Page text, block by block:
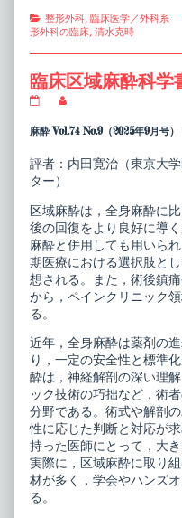
Categories
整形外科, 臨床医学／外科系
形外科の臨床, 清水克時
臨床区域麻酔科学
区
酔
科
書
published
on
posts
author
床
区
域
麻
酔
科
学
書,
麻酔 Vol.74 No.9（2025年9月号）
評者：内田寛治（東京大
ター）
区域麻酔は，全身麻酔に
後の回復をより良好に導
麻酔と併用しても用いら
期医療における選択肢と
想される。また，術後鎮
から，ペインクリニック
る。
近年，全身麻酔は薬剤の
り，一定の安全性と標準
酔は，神経解剖の深い理
ック技術の巧拙など，術
分野である。術式や解剖
性に応じた判断と対応が
持った医師にとって，大
実際に，区域麻酔に取り
材が多く，学会やハンズ
る。